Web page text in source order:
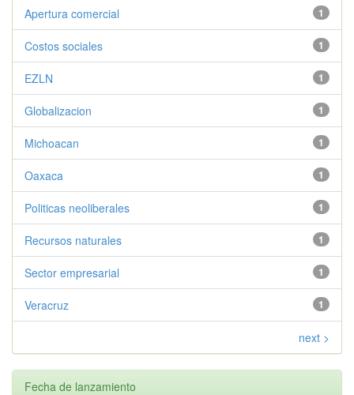
1
Apertura comercial
1
Costos sociales
1
EZLN
1
Globalizacion
1
Michoacan
1
Oaxaca
1
Politicas neoliberales
1
Recursos naturales
1
Sector empresarial
1
Veracruz
next >
Fecha de lanzamiento